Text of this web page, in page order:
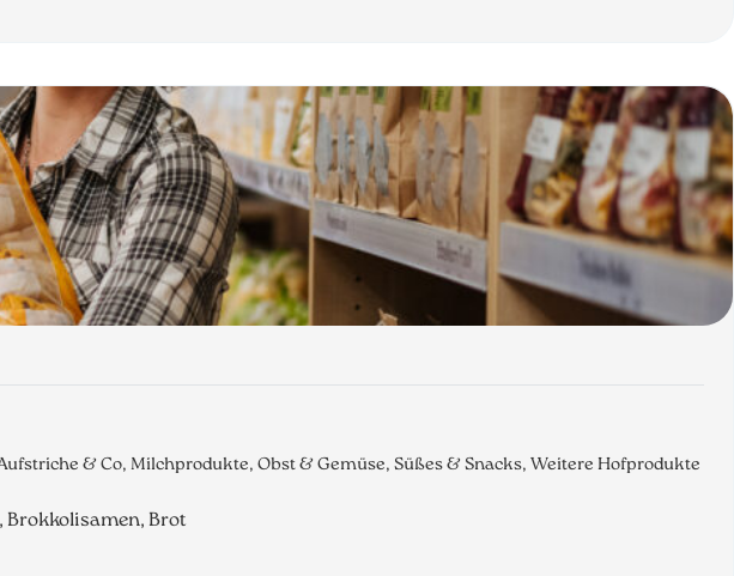
& Co, Milchprodukte, Obst & Gemüse, Süßes & Snacks, Weitere Hofprodukte
Brokkolisamen, Brot